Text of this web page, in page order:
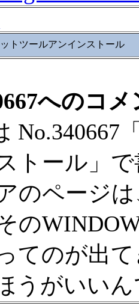
トツールアンインストール
へのコメ
No.340667
トール」
のページ
の
てのが出
うがいい